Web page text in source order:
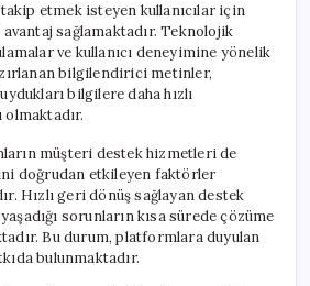
etmek isteyen kullanıcılar için
sağlamaktadır. Teknolojik
ve kullanıcı deneyimine yönelik
bilgilendirici metinler,
bilgilere daha hızlı
olmaktadır.
müşteri destek hizmetleri de
doğrudan etkileyen faktörler
Hızlı geri dönüş sağlayan destek
sorunların kısa sürede çözüme
Bu durum, platformlara duyulan
bulunmaktadır.